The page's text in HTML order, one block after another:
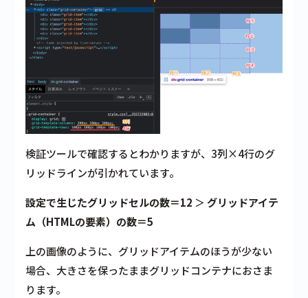
検証ツールで確認するとわかりますが、3列×4行のグ
リッドラインが引かれています。
設定で生じたグリッドセルの数＝12 ＞グリッドアイテ
ム（HTMLの要素）の数＝5
上の画像のように、グリッドアイテムのほうが少ない
場合、大きさを保ったままグリッドコンテナにおさま
ります。